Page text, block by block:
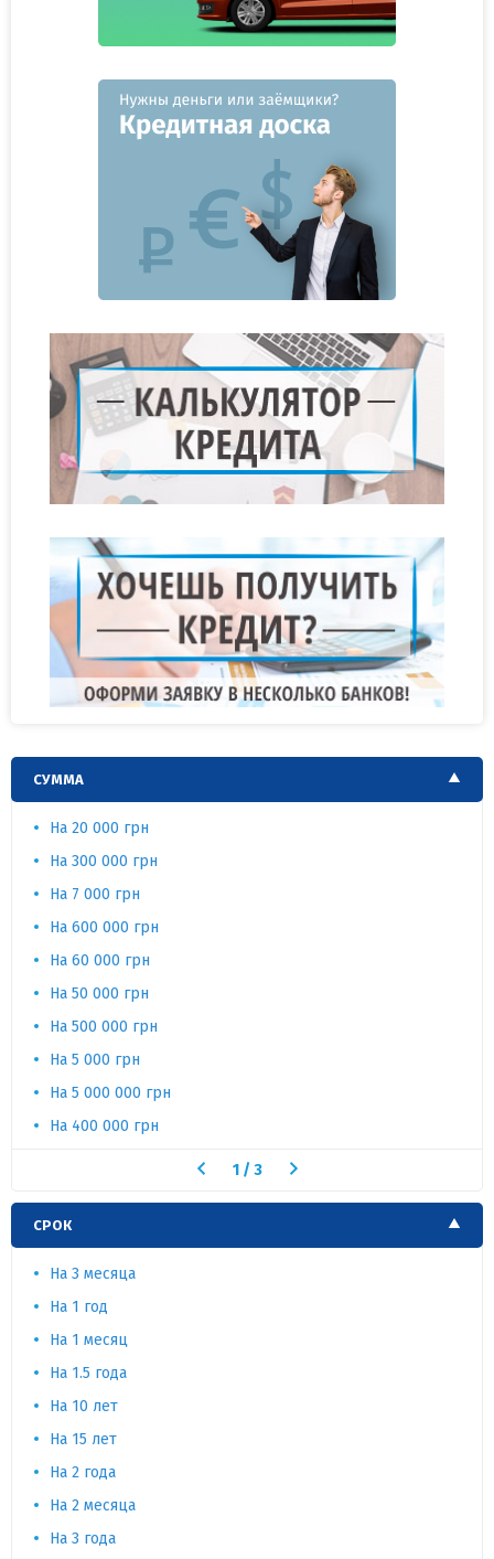
СУММА
На 20 000 грн
На 300 000 грн
На 7 000 грн
На 600 000 грн
На 60 000 грн
На 50 000 грн
На 500 000 грн
На 5 000 грн
На 5 000 000 грн
На 400 000 грн
1/ 3
СРОК
На 3 месяца
На 1 год
На 1 месяц
На 1.5 года
На 10 лет
На 15 лет
На 2 года
На 2 месяца
На 3 года